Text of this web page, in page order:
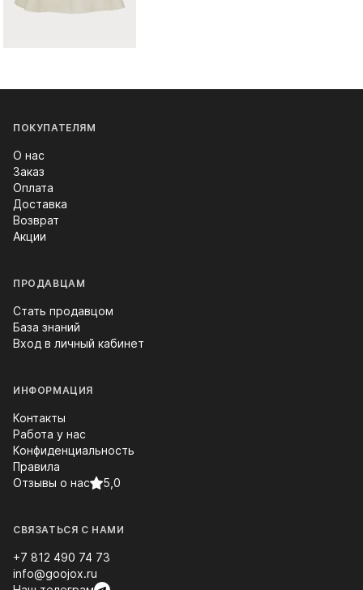
ПОКУПАТЕЛЯМ
О нас
Заказ
Оплата
Доставка
Возврат
Акции
ПРОДАВЦАМ
Стать продавцом
База знаний
Вход в личный кабинет
ИНФОРМАЦИЯ
Контакты
Работа у нас
Конфиденциальность
Правила
Отзывы о нас
5,0
СВЯЗАТЬСЯ С НАМИ
+7 812 490 74 73
info@goojox.ru